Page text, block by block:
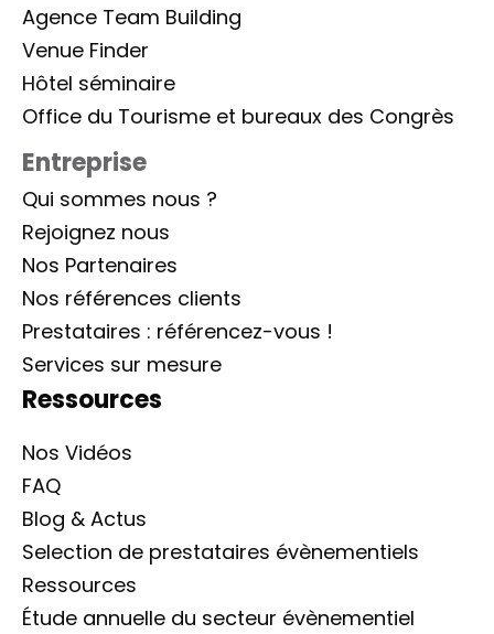
Agence Team Building
Venue Finder
Hôtel séminaire
Office du Tourisme et bureaux des Congrès
Entreprise
Qui sommes nous ?
Rejoignez nous
Nos Partenaires
Nos références clients
Prestataires : référencez-vous !
Services sur mesure
Ressources
Nos Vidéos
FAQ
Blog & Actus
Selection de prestataires évènementiels
Ressources
Étude annuelle du secteur évènementiel